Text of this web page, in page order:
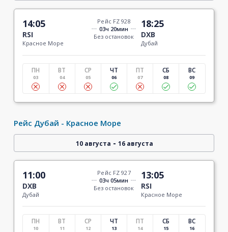
14:05
RSI
Красное Море
Рейс FZ 928
03ч 20мин
Без остановок
18:25
DXB
Дубай
ПН
03
ВТ
04
СР
05
ЧТ
06
ПТ
07
СБ
08
ВС
09
Рейс Дубай - Красное Море
10 августа - 16 августа
11:00
DXB
Дубай
Рейс FZ 927
03ч 05мин
Без остановок
13:05
RSI
Красное Море
ПН
10
ВТ
11
СР
12
ЧТ
13
ПТ
14
СБ
15
ВС
16